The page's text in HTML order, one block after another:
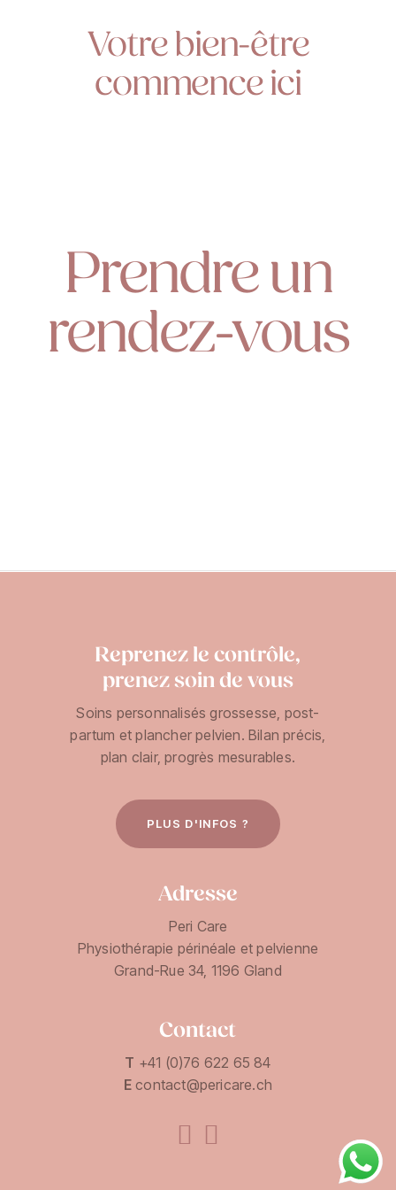
Votre bien-être
commence ici
Prendre un
rendez-vous
Reprenez le contrôle,
prenez soin de vous
Soins personnalisés grossesse, post-
partum et plancher pelvien. Bilan précis,
plan clair, progrès mesurables.
PLUS D'INFOS ?
Adresse
Peri Care
Physiothérapie périnéale et pelvienne
Grand-Rue 34, 1196 Gland
Contact
T +41 (0)76 622 65 84
E contact@pericare.ch